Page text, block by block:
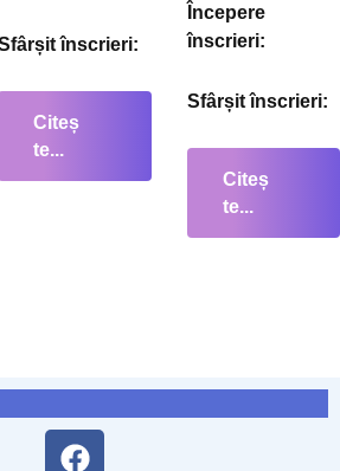
înscrieri:
Citeș
te...
Începere
înscrieri:
Sfârșit înscrieri:
Citeș
te...